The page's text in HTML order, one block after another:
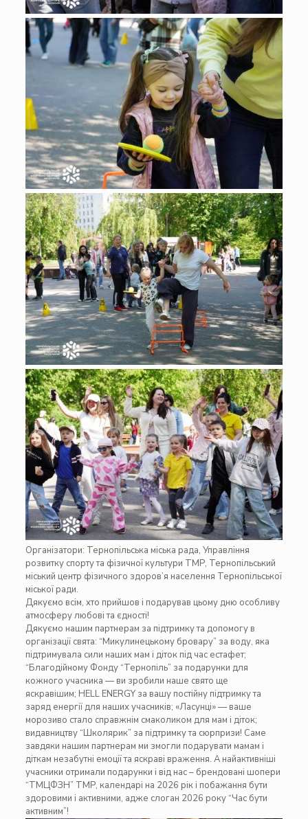
Організатори: Тернопільська міська рада, Управління
розвитку спорту та фізичної культури ТМР, Тернопільський
міський центр фізичного здоров’я населення Тернопільської
міської ради.
Дякуємо всім, хто прийшов і подарував цьому дню особливу
атмосферу любові та єдності!
Дякуємо нашим партнерам за підтримку та допомогу в
організації свята: “Микулинецькому бровару” за воду, яка
підтримувала сили наших мам і діток під час естафет;
“Благодійному Фонду “Тернопіль” за подарунки для
кожного учасника — ви зробили наше свято ще
яскравішим; HELL ENERGYза вашу постійну підтримку та
заряд енергії для наших учасників; «Ласунці» — ваше
морозиво стало справжнім смаколиком для мам і діток;
видавництву “Школярик” за підтримку та сюрпризи! Саме
завдяки нашим партнерам ми змогли подарувати мамам і
діткам незабутні емоції та яскраві враження. А найактивніші
учасники отримали подарунки і від нас – брендовані шопери
“ТМЦФЗН” ТМР, календарі на 2026 рік і побажання бути
здоровими і активними, адже слоган 2026 року “Час бути
активним”!